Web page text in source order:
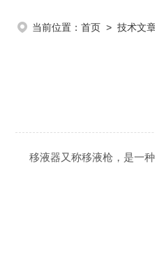
当前位置： 首页 > 技术文
移液器又称移液枪，是一种